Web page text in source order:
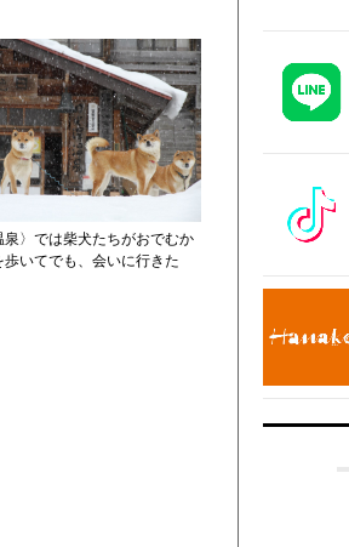
泉〉では柴犬たちがおでむか
歩いてでも、会いに行きた